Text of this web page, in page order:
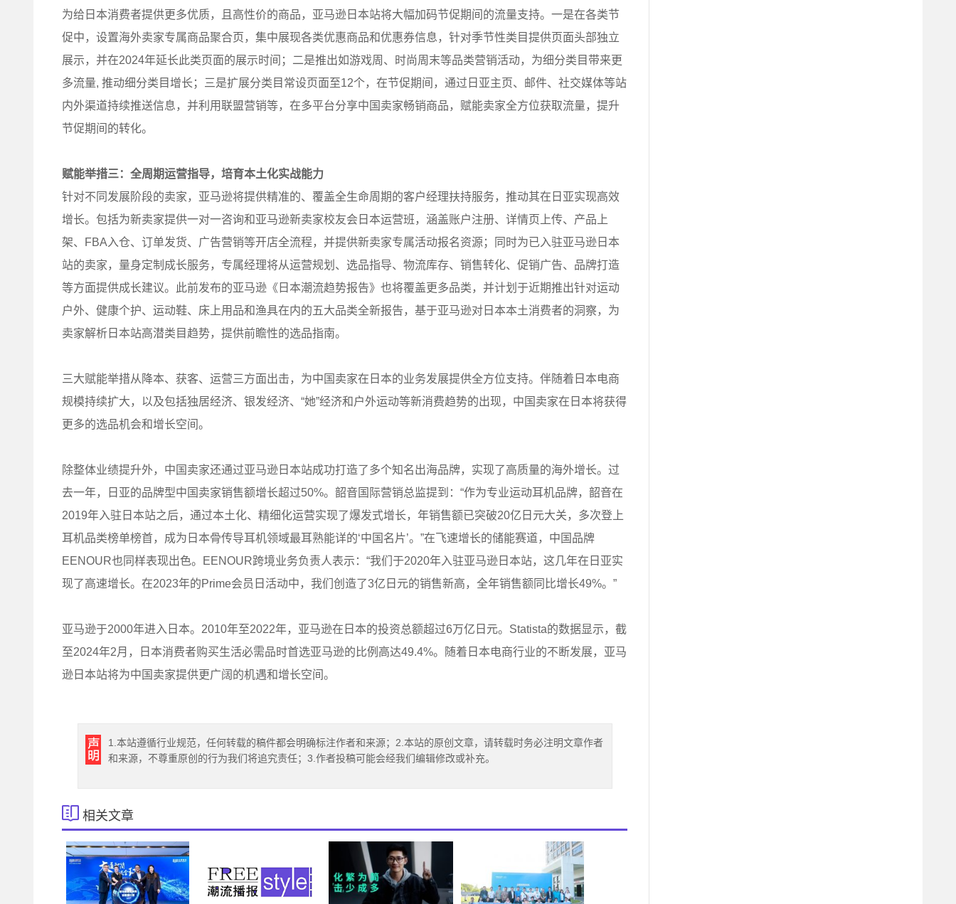
为给日本消费者提供更多优质，且高性价的商品，亚马逊日本站将大幅加码节促期间的流量支持。一是在各类节
促中，设置海外卖家专属商品聚合页，集中展现各类优惠商品和优惠券信息，针对季节性类目提供页面头部独立
展示，并在2024年延长此类页面的展示时间；二是推出如游戏周、时尚周末等品类营销活动，为细分类目带来更
多流量, 推动细分类目增长；三是扩展分类目常设页面至12个，在节促期间，通过日亚主页、邮件、社交媒体等站
内外渠道持续推送信息，并利用联盟营销等，在多平台分享中国卖家畅销商品，赋能卖家全方位获取流量，提升
节促期间的转化。
赋能举措三：全周期运营指导，培育本土化实战能力
针对不同发展阶段的卖家，亚马逊将提供精准的、覆盖全生命周期的客户经理扶持服务，推动其在日亚实现高效
增长。包括为新卖家提供一对一咨询和亚马逊新卖家校友会日本运营班，涵盖账户注册、详情页上传、产品上
架、FBA入仓、订单发货、广告营销等开店全流程，并提供新卖家专属活动报名资源；同时为已入驻亚马逊日本
站的卖家，量身定制成长服务，专属经理将从运营规划、选品指导、物流库存、销售转化、促销广告、品牌打造
等方面提供成长建议。此前发布的亚马逊《日本潮流趋势报告》也将覆盖更多品类，并计划于近期推出针对运动
户外、健康个护、运动鞋、床上用品和渔具在内的五大品类全新报告，基于亚马逊对日本本土消费者的洞察，为
卖家解析日本站高潜类目趋势，提供前瞻性的选品指南。
三大赋能举措从降本、获客、运营三方面出击，为中国卖家在日本的业务发展提供全方位支持。伴随着日本电商
规模持续扩大，以及包括独居经济、银发经济、“她”经济和户外运动等新消费趋势的出现，中国卖家在日本将获得
更多的选品机会和增长空间。
除整体业绩提升外，中国卖家还通过亚马逊日本站成功打造了多个知名出海品牌，实现了高质量的海外增长。过
去一年，日亚的品牌型中国卖家销售额增长超过50%。韶音国际营销总监提到：“作为专业运动耳机品牌，韶音在
2019年入驻日本站之后，通过本土化、精细化运营实现了爆发式增长，年销售额已突破20亿日元大关，多次登上
耳机品类榜单榜首，成为日本骨传导耳机领域最耳熟能详的‘中国名片’。”在飞速增长的储能赛道，中国品牌
EENOUR也同样表现出色。EENOUR跨境业务负责人表示：“我们于2020年入驻亚马逊日本站，这几年在日亚实
现了高速增长。在2023年的Prime会员日活动中，我们创造了3亿日元的销售新高，全年销售额同比增长49%。”
亚马逊于2000年进入日本。2010年至2022年，亚马逊在日本的投资总额超过6万亿日元。Statista的数据显示，截
至2024年2月，日本消费者购买生活必需品时首选亚马逊的比例高达49.4%。随着日本电商行业的不断发展，亚马
逊日本站将为中国卖家提供更广阔的机遇和增长空间。
1.本站遵循行业规范，任何转载的稿件都会明确标注作者和来源；2.本站的原创文章，请转载时务必注明文章作者
和来源，不尊重原创的行为我们将追究责任；3.作者投稿可能会经我们编辑修改或补充。
相关文章